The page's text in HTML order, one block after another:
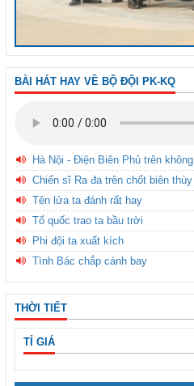
BÀI HÁT HAY VỀ BỘ ĐỘI PK-KQ
Hà Nội - Điện Biên Phủ trên không
Chiến sĩ Ra đa trên chốt biên thùy
Tên lửa ta đánh rất hay
Tổ quốc trao ta bầu trời
Phi đội ta xuất kích
Tình Bác chắp cánh bay
THỜI TIẾT
TỈ GIÁ